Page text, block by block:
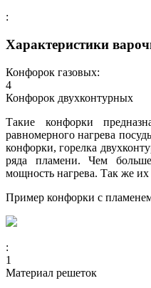
:
Характеристики
Конфорок газовых:
4
Конфорок двухконтурных
Такие конфорки
равномерного нагрева
конфорки, горелка
ряда пламени. Чем
мощность нагрева. Так же
Пример конфорки с
:
1
Материал решеток